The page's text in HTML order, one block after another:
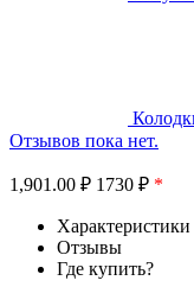
Отзывов пока нет.
1,901.00 ₽ 1730 ₽ *
Характеристики
Отзывы
Где купить?